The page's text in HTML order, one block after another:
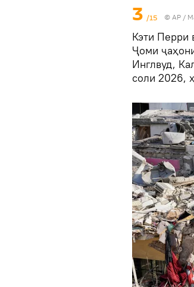
3 /15 © AP /
Кэти Перри
Ҷоми
Инглвуд,
соли 2026,